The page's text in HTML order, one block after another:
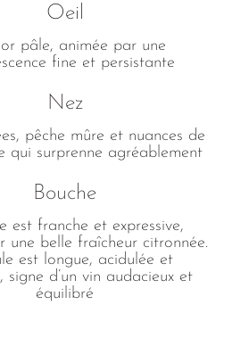
Oeil
pâle, animée par une
fine et persistante
Nez
pêche mûre et nuances de
qui surprenne agréablement
Bouche
est franche et expressive,
une belle fraîcheur citronnée.
est longue, acidulée et
signe d’un vin audacieux et
équilibré